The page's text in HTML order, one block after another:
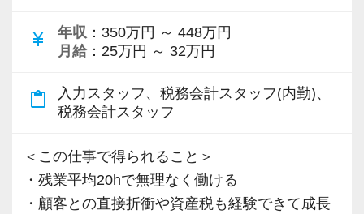
Q. 当事務所を選んだ理由は？
A. 幅広い業務を経験できる点に魅力を感じ、入
所を決めました。
A. さまざまな業務を任せてもらえるので、以前
より成長スピードが上がったと感じています。
currency_yen 年収 ：350万円 ～ 448万円
月給 ：25万円 ～ 32万円
content_paste
入力スタッフ、税務会計スタッフ(内勤)、
税務会計スタッフ
＜この仕事で得られること＞
・残業平均20hで無理なく働ける
・顧客との直接折衝や資産税も経験できて成長